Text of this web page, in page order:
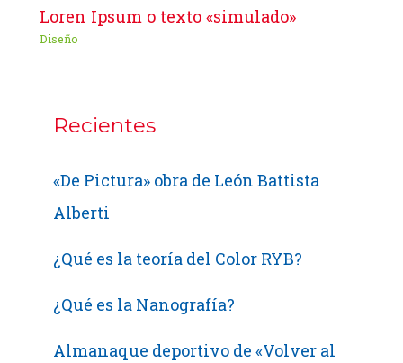
Loren Ipsum o texto «simulado»
Diseño
Recientes
«De Pictura» obra de León Battista
Alberti
¿Qué es la teoría del Color RYB?
¿Qué es la Nanografía?
Almanaque deportivo de «Volver al